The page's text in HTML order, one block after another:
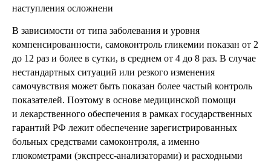
наступления осложнени
В зависимости от типа заболевания и уровня
компенсированности, самоконтроль гликемии показан от 2
до 12 раз и более в сутки, в среднем от 4 до 8 раз. В случае
нестандартных ситуаций или резкого изменения
самочувствия может быть показан более частый контроль
показателей. Поэтому в основе медицинской помощи
и лекарственного обеспечения в рамках государственных
гарантий РФ лежит обеспечение зарегистрированных
больных средствами самоконтроля, а именно
глюкометрами (экспресс-анализаторами) и расходными